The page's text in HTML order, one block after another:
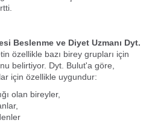
Beslenme ve Diyet Uzmanı Dyt.
özellikle bazı birey grupları için
belirtiyor. Dyt. Bulut'a göre,
için özellikle uygundur:
olan bireyler,